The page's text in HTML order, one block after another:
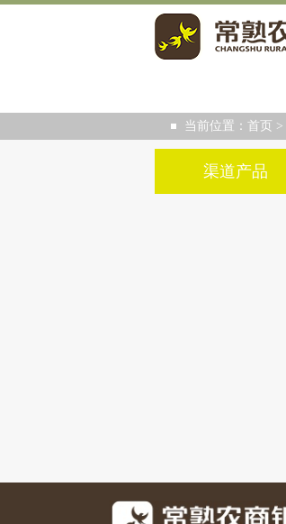
当前位置： 首页 >
渠道产品